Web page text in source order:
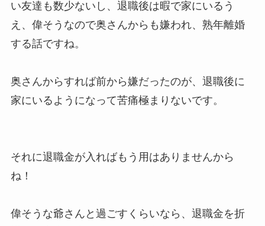
い友達も数少ないし、退職後は暇で家にいるう
え、偉そうなので奥さんからも嫌われ、熟年離婚
する話ですね。
奥さんからすれば前から嫌だったのが、退職後に
家にいるようになって苦痛極まりないです。
それに退職金が入ればもう用はありませんから
ね！
偉そうな爺さんと過ごすくらいなら、退職金を折